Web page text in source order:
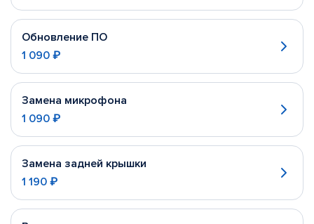
Обновление ПО
1 090 ₽
Замена микрофона
1 090 ₽
Замена задней крышки
1 190 ₽